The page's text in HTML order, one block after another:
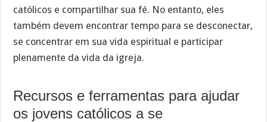
católicos e compartilhar sua fé. No entanto, eles
também devem encontrar tempo para se desconectar,
se concentrar em sua vida espiritual e participar
plenamente da vida da igreja.
Recursos e ferramentas para ajudar
os jovens católicos a se